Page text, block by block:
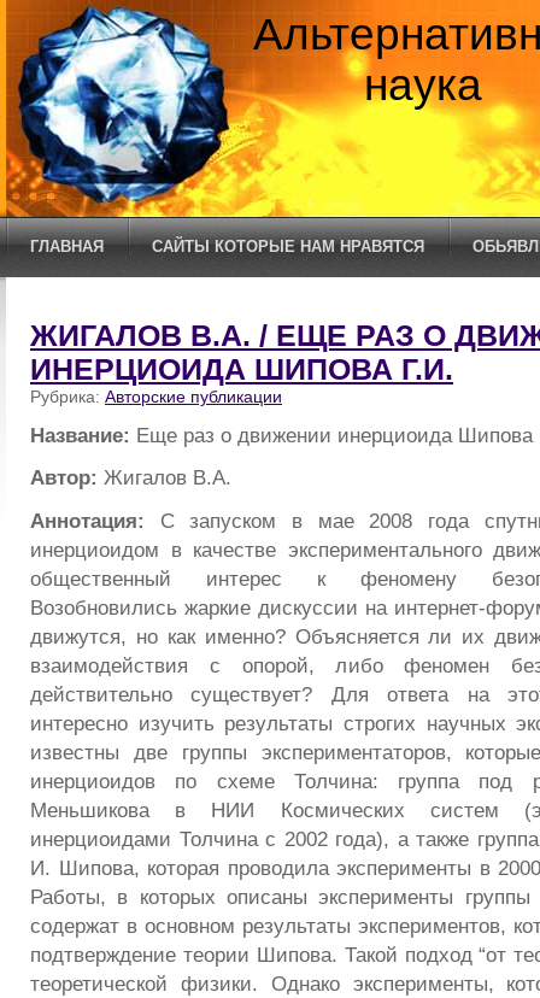
наука
ГЛАВНАЯ САЙТЫ КОТОРЫЕ НАМ НРАВЯТСЯ
ЖИГАЛОВ В.А. / ЕЩЕ РАЗ О
ИНЕРЦИОИДА ШИПОВА Г.И.
Рубрика: Авторские публикации
Название: Еще раз о движении инерциоида Шипова
Автор: Жигалов В.А.
Аннотация: С запуском в мае 2008 года
инерциоидом в качестве экспериментального
общественный интерес к феномену
Возобновились жаркие дискуссии на интернет-
движутся, но как именно? Объясняется ли их
взаимодействия с опорой, либо феномен
действительно существует? Для ответа на
интересно изучить результаты строгих научных
известны две группы экспериментаторов,
инерциоидов по схеме Толчина: группа под
Меньшикова в НИИ Космических систем
инерциоидами Толчина с 2002 года), а также
И. Шипова, которая проводила эксперименты в
Работы, в которых описаны эксперименты
содержат в основном результаты экспериментов,
подтверждение теории Шипова. Такой подход “от
теоретической физики. Однако эксперименты,